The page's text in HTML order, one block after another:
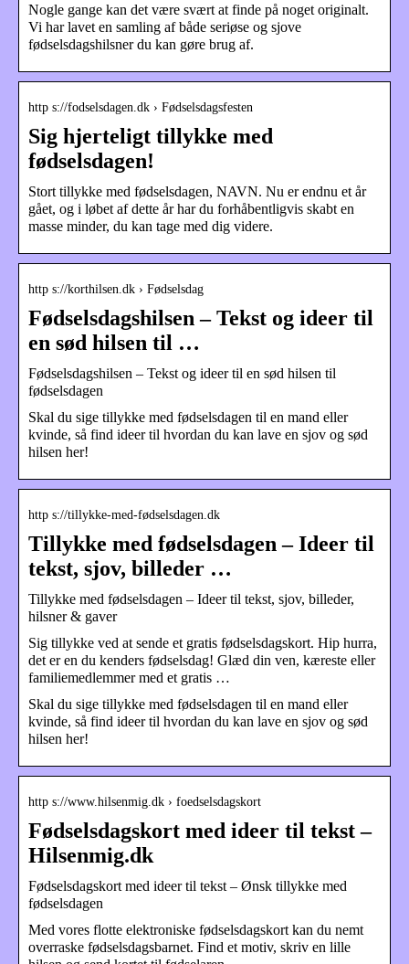
Nogle gange kan det være svært at finde på noget originalt.
Vi har lavet en samling af både seriøse og sjove
fødselsdagshilsner du kan gøre brug af.
http s://fodselsdagen.dk › Fødselsdagsfesten
Sig hjerteligt tillykke med
fødselsdagen!
Stort tillykke med fødselsdagen, NAVN. Nu er endnu et år
gået, og i løbet af dette år har du forhåbentligvis skabt en
masse minder, du kan tage med dig videre.
http s://korthilsen.dk › Fødselsdag
Fødselsdagshilsen – Tekst og ideer til
en sød hilsen til …
Fødselsdagshilsen – Tekst og ideer til en sød hilsen til
fødselsdagen
Skal du sige tillykke med fødselsdagen til en mand eller
kvinde, så find ideer til hvordan du kan lave en sjov og sød
hilsen her!
http s://tillykke-med-fødselsdagen.dk
Tillykke med fødselsdagen – Ideer til
tekst, sjov, billeder …
Tillykke med fødselsdagen – Ideer til tekst, sjov, billeder,
hilsner & gaver
Sig tillykke ved at sende et gratis fødselsdagskort. Hip hurra,
det er en du kenders fødselsdag! Glæd din ven, kæreste eller
familiemedlemmer med et gratis …
Skal du sige tillykke med fødselsdagen til en mand eller
kvinde, så find ideer til hvordan du kan lave en sjov og sød
hilsen her!
http s://www.hilsenmig.dk › foedselsdagskort
Fødselsdagskort med ideer til tekst –
Hilsenmig.dk
Fødselsdagskort med ideer til tekst – Ønsk tillykke med
fødselsdagen
Med vores flotte elektroniske fødselsdagskort kan du nemt
overraske fødselsdagsbarnet. Find et motiv, skriv en lille